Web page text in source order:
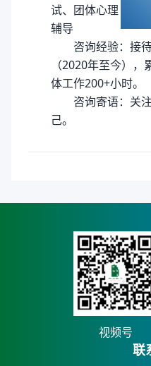
试、团体心理
辅导
咨询经验：接
（2020年至今）
体工作200+小时。
咨询寄语：关
己。
视频号
联